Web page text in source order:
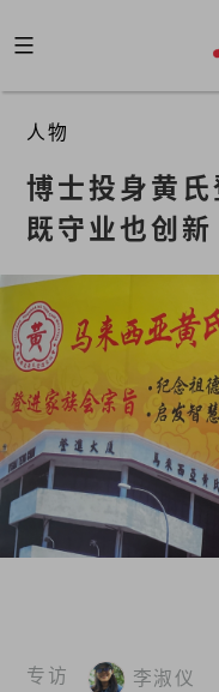
to
content
人物
博士投身黄
既守业也创新
专访
李淑仪